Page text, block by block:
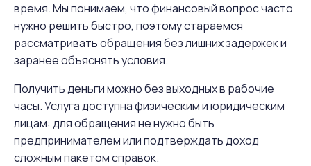
время. Мы понимаем, что финансовый вопрос часто
нужно решить быстро, поэтому стараемся
рассматривать обращения без лишних задержек и
заранее объяснять условия.
Получить деньги можно без выходных в рабочие
часы. Услуга доступна физическим и юридическим
лицам: для обращения не нужно быть
предпринимателем или подтверждать доход
сложным пакетом справок.